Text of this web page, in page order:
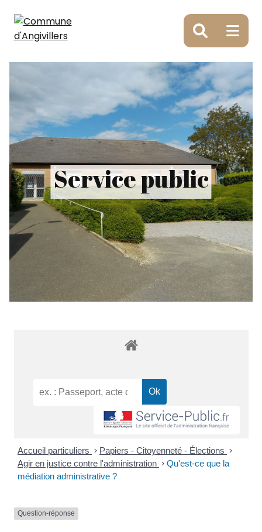
Service public
Accueil particuliers > Papiers - Citoyenneté - Élections >
Agir en justice contre l'administration > Qu'est-ce que la
médiation administrative ?
Question-réponse